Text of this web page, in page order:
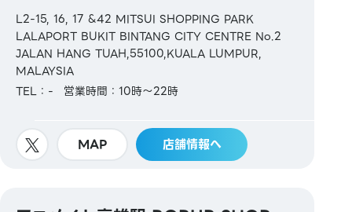
L2-15, 16, 17 &42 MITSUI SHOPPING PARK
LALAPORT BUKIT BINTANG CITY CENTRE No.2
JALAN HANG TUAH,55100,KUALA LUMPUR,
MALAYSIA
TEL：-
営業時間：10時～22時
MAP 店舗情報へ